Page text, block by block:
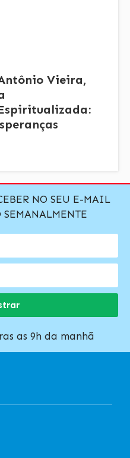
Vieira,
NO SEU E-MAIL
SEMANALMENTE
as 9h da manhã